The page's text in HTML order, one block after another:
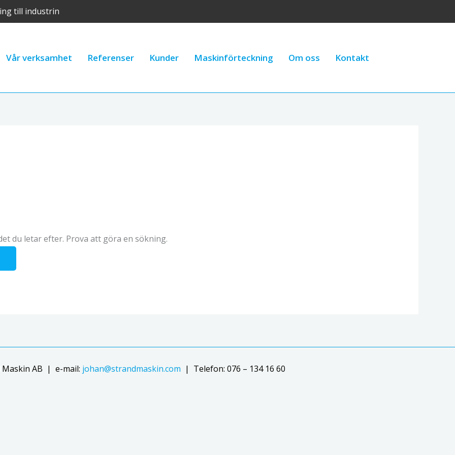
till industrin
Vår verksamhet Referenser Kunder Maskinförteckning Om oss Kontakt
du letar efter. Prova att göra en sökning.
Maskin AB | e-mail: johan@strandmaskin.com | Telefon: 076 – 134 16 60